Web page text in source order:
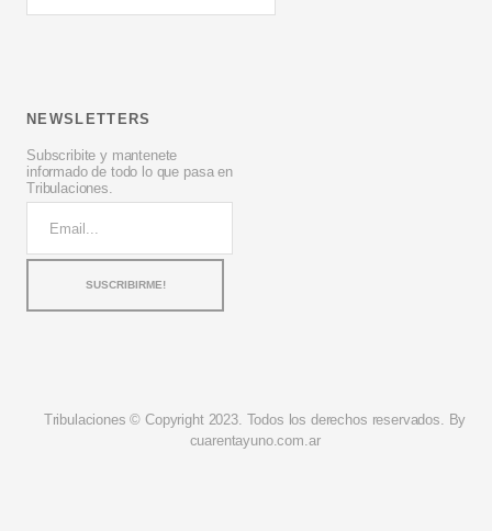
NEWSLETTERS
Subscribite y mantenete
informado de todo lo que pasa en
Tribulaciones.
Tribulaciones © Copyright 2023. Todos los derechos reservados. By
cuarentayuno.com.ar